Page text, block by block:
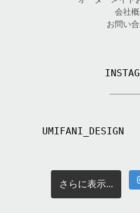
会社
お問い
UMIFANI_DESIGN
さらに表示...